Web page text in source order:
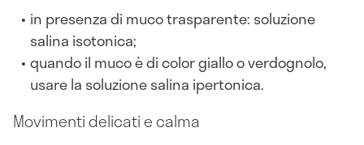
in presenza di muco trasparente: soluzione
salina isotonica;
quando il muco è di color giallo o verdognolo,
usare la soluzione salina ipertonica.
Movimenti delicati e calma